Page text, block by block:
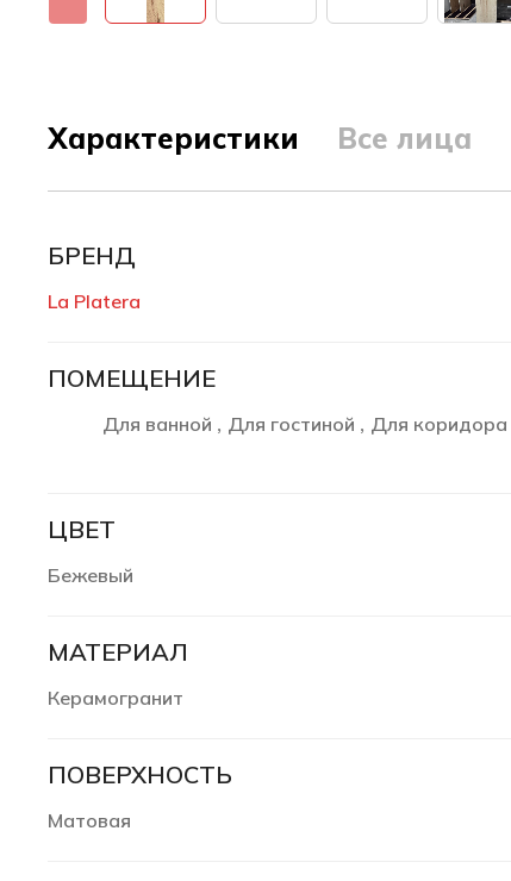
Характеристики Все лица
БРЕНД
La Platera
ПОМЕЩЕНИЕ
Для ванной , Для гостиной , Для коридора
ЦВЕТ
Бежевый
МАТЕРИАЛ
Керамогранит
ПОВЕРХНОСТЬ
Матовая